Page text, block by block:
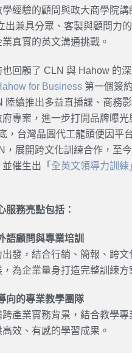
經驗的顧問與政大商學院講
出兼具分眾、客製與顧問力
真實的英文溝通挑戰。
回顧了 CLN 與 Hahow 的深
for Business第一個簽
陸續推出多益直播課、商務
專案，進一步打開品牌曝光
，台灣晶圓代工龍頭便因平
，展開跨文化訓練合作，至
催生出「 全英文領導力訓練
服務亮點包括：
語顧問與專業培訓
發，結合行銷、簡報、跨文
，為企業量身打造完整訓練方
向的專業教學團隊
跨產業實務背景，結合教學專
效、有感的學習成果。